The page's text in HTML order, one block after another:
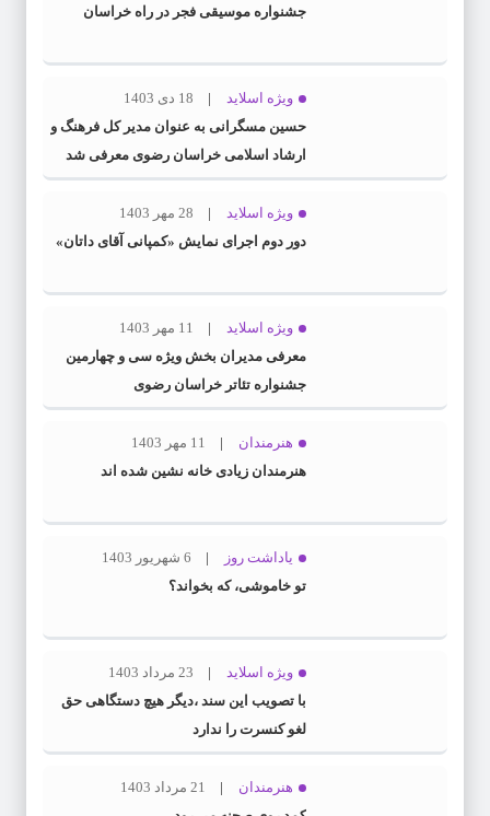
جشنواره موسیقی فجر در راه خراسان
ویژه اسلاید
18 دی 1403
حسین مسگرانی به عنوان مدیر کل فرهنگ و
ارشاد اسلامی خراسان رضوی معرفی شد
ویژه اسلاید
28 مهر 1403
دور دوم اجرای نمایش «کمپانی آقای داتان»
ویژه اسلاید
11 مهر 1403
معرفی مدیران بخش ویژه سی و چهارمین
جشنواره تئاتر خراسان رضوی
هنرمندان
11 مهر 1403
هنرمندان زیادی خانه نشین شده اند
یاداشت روز
6 شهریور 1403
تو خاموشی، که بخواند؟
ویژه اسلاید
23 مرداد 1403
با تصویب این سند ،دیگر هیچ دستگاهی حق
لغو کنسرت را ندارد
هنرمندان
21 مرداد 1403